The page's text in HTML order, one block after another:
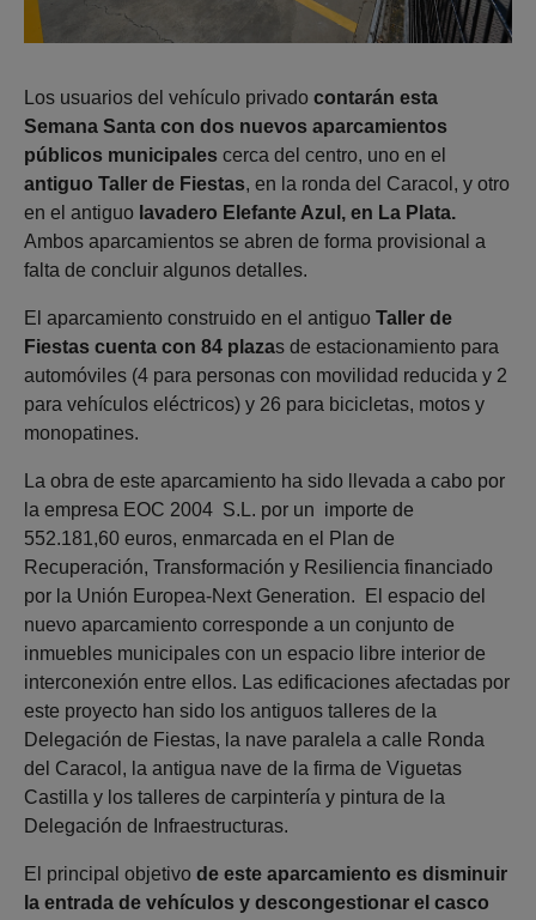
Los usuarios del vehículo privado contarán esta
Semana Santa con dos nuevos aparcamientos
públicos municipales cerca del centro, uno en el
antiguo Taller de Fiestas, en la ronda del Caracol, y otro
en el antiguo lavadero Elefante Azul, en La Plata.
Ambos aparcamientos se abren de forma provisional a
falta de concluir algunos detalles.
El aparcamiento construido en el antiguo Taller de
Fiestas cuenta con 84 plazas de estacionamiento para
automóviles (4 para personas con movilidad reducida y 2
para vehículos eléctricos) y 26 para bicicletas, motos y
monopatines.
La obra de este aparcamiento ha sido llevada a cabo por
la empresa EOC 2004 S.L. por un importe de
552.181,60 euros, enmarcada en el Plan de
Recuperación, Transformación y Resiliencia financiado
por la Unión Europea-Next Generation. El espacio del
nuevo aparcamiento corresponde a un conjunto de
inmuebles municipales con un espacio libre interior de
interconexión entre ellos. Las edificaciones afectadas por
este proyecto han sido los antiguos talleres de la
Delegación de Fiestas, la nave paralela a calle Ronda
del Caracol, la antigua nave de la firma de Viguetas
Castilla y los talleres de carpintería y pintura de la
Delegación de Infraestructuras.
El principal objetivo de este aparcamiento es disminuir
la entrada de vehículos y descongestionar el casco